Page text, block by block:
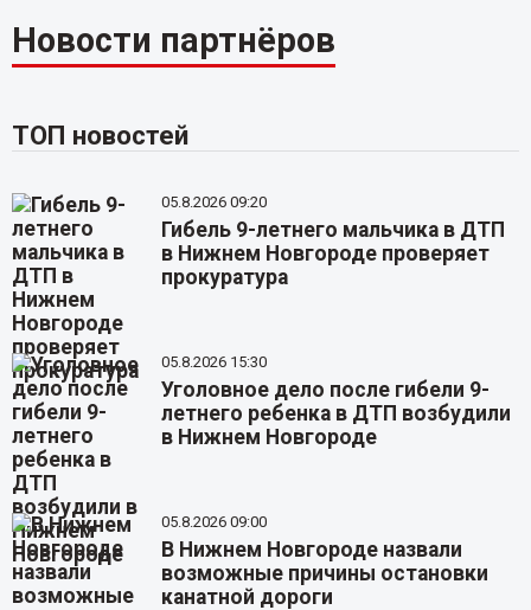
Новости партнёров
ТОП новостей
05.8.2026 09:20
Гибель 9-летнего мальчика в ДТП
в Нижнем Новгороде проверяет
прокуратура
05.8.2026 15:30
Уголовное дело после гибели 9-
летнего ребенка в ДТП возбудили
в Нижнем Новгороде
05.8.2026 09:00
В Нижнем Новгороде назвали
возможные причины остановки
канатной дороги